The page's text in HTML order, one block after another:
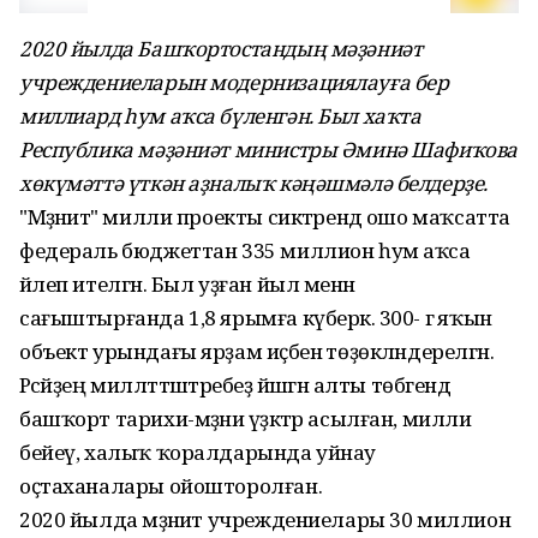
2020 йылда Башҡортостандың мәҙәниәт
учреждениеларын модернизациялауға бер
миллиард һум аҡса бүленгән. Был хаҡта
Республика мәҙәниәт министры Әминә Шафиҡова
хөкүмәттә үткән аҙналыҡ кәңәшмәлә белдерҙе.
"Мәҙәниәт" милли проекты сиктәрендә ошо маҡсатта
федераль бюджеттан 335 миллион һум аҡса
йәлеп ителгән. Был уҙған йыл менән
сағыштырғанда 1,8 ярымға күберәк. 300- гә яҡын
объект урындағы ярҙам иҫәбенә төҙөкләндерелгән.
Рәсәйҙең милләттәштәребеҙ йәшәгән алты төбәгендә
башҡорт тарихи-мәҙәни үҙәктәр асылған, милли
бейеү, халыҡ ҡоралдарында уйнау
оҫтаханалары ойошторолған.
2020 йылда мәҙәниәт учреждениелары 30 миллион